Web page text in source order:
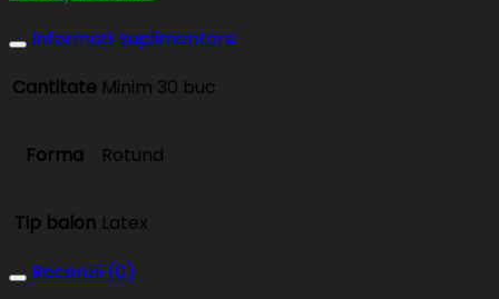
Informații suplimentare
Cantitate Minim 30 buc
Forma Rotund
Tip balon Latex
Recenzii (0)